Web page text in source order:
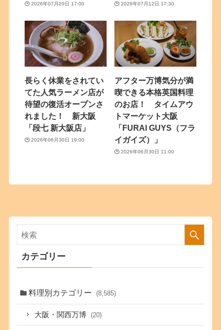
2026年07月20日 17:00 2026年07月12日 17:30
長らく休業をされてい
てた人気ラーメン店が
待望の復活オープンさ
れました！ 新大阪
「段七 新大阪店」
2026年06月30日 19:00
アフター万博気分が満
喫できる本格英国料理
のお店！ タイムアウ
トマーケット大阪
「FURAI GUYS（フラ
イガイズ）」
2026年06月30日 11:00
カテゴリー
料理別カテゴリー (8,585)
大阪・関西万博 (20)